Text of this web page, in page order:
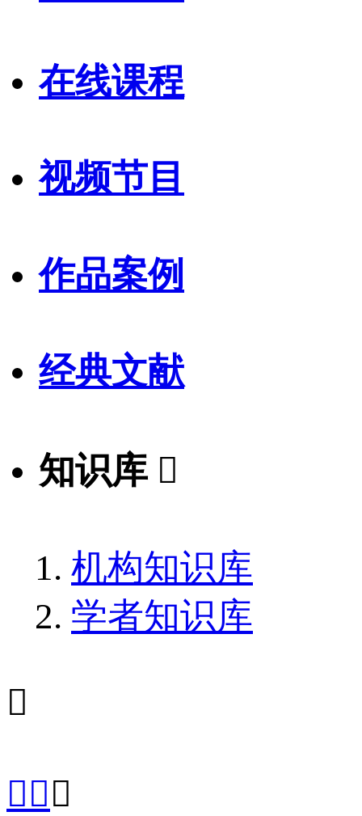
在线课程
视频节目
作品案例
经典文献
知识库 
机构知识库
学者知识库

